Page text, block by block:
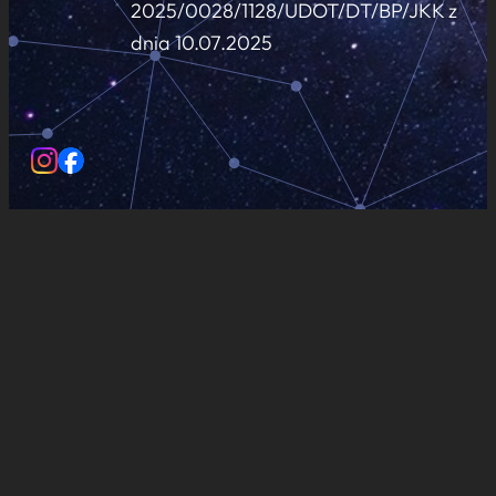
2025/0028/1128/UDOT/DT/BP/JKK z
dnia 10.07.2025